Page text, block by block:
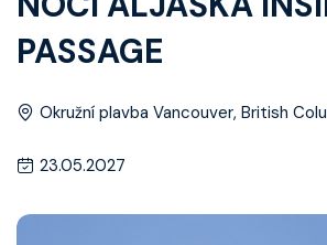
Užitečné informace
Články
Kontakt
PASSAGE
Okružní plavba Vancouver, British
23.05.2027